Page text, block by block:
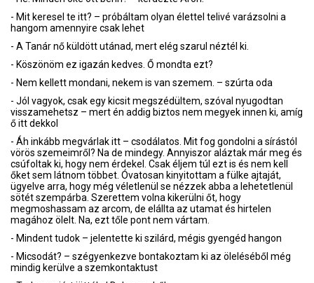
- Mit keresel te itt? – próbáltam olyan élettel telivé varázsolni a
hangom amennyire csak lehet
- A Tanár nő küldött utánad, mert elég szarul néztél ki.
- Köszönöm ez igazán kedves. Ő mondta ezt?
- Nem kellett mondani, nekem is van szemem. – szúrta oda
- Jól vagyok, csak egy kicsit megszédültem, szóval nyugodtan
visszamehetsz – mert én addig biztos nem megyek innen ki, amíg
ő itt dekkol
- Áh inkább megvárlak itt – csodálatos. Mit fog gondolni a sírástól
vörös szemeimről? Na de mindegy. Annyiszor aláztak már meg és
csúfoltak ki, hogy nem érdekel. Csak éljem túl ezt is és nem kell
őket sem látnom többet. Óvatosan kinyitottam a fülke ajtaját,
ügyelve arra, hogy még véletlenül se nézzek abba a lehetetlenül
sötét szempárba. Szerettem volna kikerülni őt, hogy
megmoshassam az arcom, de elállta az utamat és hirtelen
magához ölelt. Na, ezt tőle pont nem vártam.
- Mindent tudok – jelentette ki szilárd, mégis gyengéd hangon
- Micsodát? – szégyenkezve bontakoztam ki az öleléséből még
mindig kerülve a szemkontaktust